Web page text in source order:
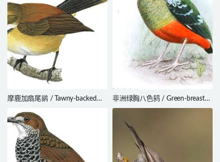
摩鹿加扇尾鹟 / Tawny-backed
非洲绿胸八色鸫 / Green-breasted
Pitta / Pitta reichenowi